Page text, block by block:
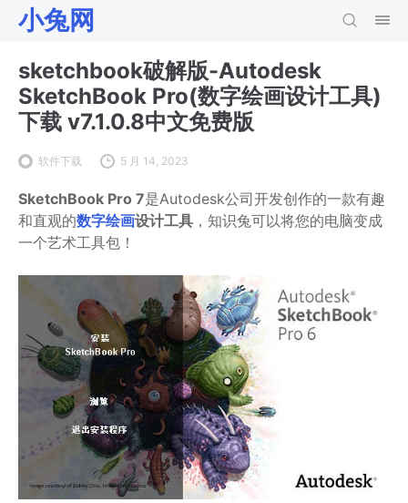
小兔网
sketchbook破解版-Autodesk
SketchBook Pro(数字绘画设计工具)
下载 v7.1.0.8中文免费版
软件下载 5 月 14, 2023
SketchBook Pro 7是Autodesk公司开发创作的一款有趣
和直观的数字绘画设计工具 ，知识兔可以将您的电脑变成
一个艺术工具包！